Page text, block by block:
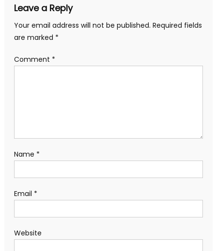
Leave a Reply
Your email address will not be published. Required fields
are marked *
Comment *
Name *
Email *
Website